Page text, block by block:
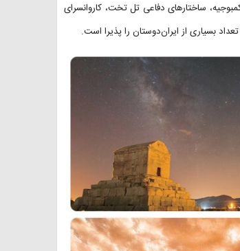
ساختارهای دفاعی تل تخت، کاروانسرای
بسیاری از ایران‌دوستان را پذیرا است.